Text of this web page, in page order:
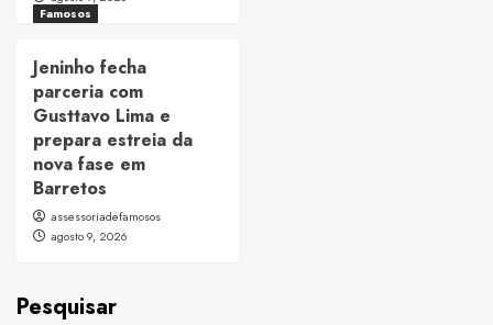
Famosos
Jeninho fecha
parceria com
Gusttavo Lima e
prepara estreia da
nova fase em
Barretos
assessoriadefamosos
agosto 9, 2026
Pesquisar